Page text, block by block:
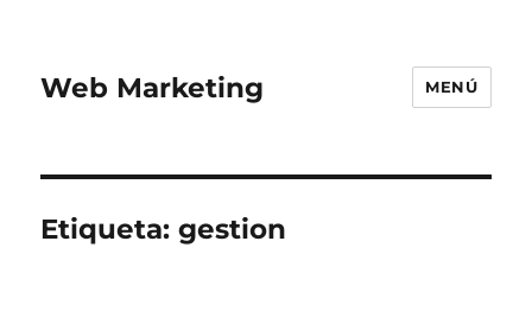
Web Marketing MENÚ
Etiqueta:gestion